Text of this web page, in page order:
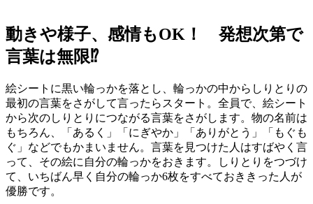
動きや様子、感情もOK！ 発想次第で
言葉は無限⁉
絵シートに黒い輪っかを落とし、輪っかの中からしりとりの
最初の言葉をさがして言ったらスタート。全員で、絵シート
から次のしりとりにつながる言葉をさがします。物の名前は
もちろん、「あるく」「にぎやか」「ありがとう」「もぐも
ぐ」などでもかまいません。言葉を見つけた人はすばやく言
って、その絵に自分の輪っかをおきます。しりとりをつづけ
て、いちばん早く自分の輪っか6枚をすべておききった人が
優勝です。